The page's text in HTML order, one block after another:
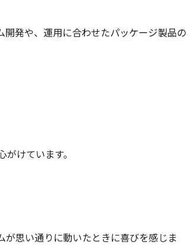
発や、運用に合わせたパッケージ製品の
けています。
思い通りに動いたときに喜びを感じま